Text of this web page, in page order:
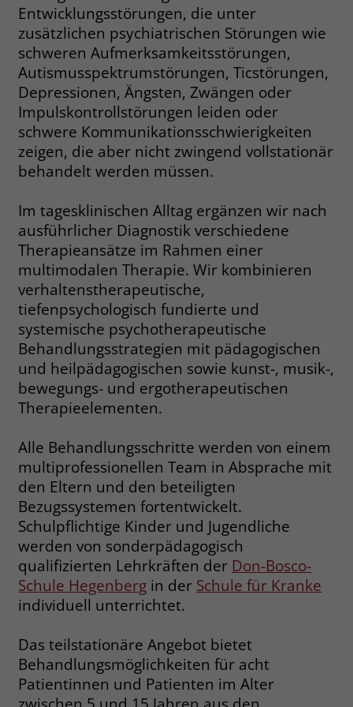
Entwicklungsstörungen, die unter
zusätzlichen psychiatrischen Störungen wie
schweren Aufmerksamkeitsstörungen,
Autismusspektrumstörungen, Ticstörungen,
Depressionen, Ängsten, Zwängen oder
Impulskontrollstörungen leiden oder
schwere Kommunikationsschwierigkeiten
zeigen, die aber nicht zwingend vollstationär
behandelt werden müssen.
Im tagesklinischen Alltag ergänzen wir nach
ausführlicher Diagnostik verschiedene
Therapieansätze im Rahmen einer
multimodalen Therapie. Wir kombinieren
verhaltenstherapeutische,
tiefenpsychologisch fundierte und
systemische psychotherapeutische
Behandlungsstrategien mit pädagogischen
und heilpädagogischen sowie kunst-, musik-,
bewegungs- und ergotherapeutischen
Therapieelementen.
Alle Behandlungsschritte werden von einem
multiprofessionellen Team in Absprache mit
den Eltern und den beteiligten
Bezugssystemen fortentwickelt.
Schulpflichtige Kinder und Jugendliche
werden von sonderpädagogisch
qualifizierten Lehrkräften der Don-Bosco-
Schule Hegenberg in der Schule für Kranke
individuell unterrichtet.
Das teilstationäre Angebot bietet
Behandlungsmöglichkeiten für acht
Patientinnen und Patienten im Alter
Name __cf_bm
Anbieter .fonts.net
Laufzeit 30 Minuten
Zweck
This cookie, set by Cloudflare, is used to
support Cloudflare Bot Management.
Anbieter jobs.stiftung-liebenau.de
Laufzeit Session
Zweck
Behält die Zustände des Benutzers bei
allen Seitenanfragen bei.
Name _gcl_au
Anbieter Google Ads
Laufzeit 90 Tage
Zweck Enthält eine zufallsgenerierte User-ID.
Anbieter Google Ads
Laufzeit 90 Tage
Zweck
Dieses Cookie wird gesetzt, wenn ein
User über einen Klick auf eine Google
Werbeanzeige auf die Website gelangt.
Es enthält Informationen darüber,
welche Werbeanzeige geklickt wurde,
sodass erzielte Erfolge wie z.B.
Bestellungen oder Kontaktanfragen der
Anzeige zugewiesen werden können.
Name _gcl_dc
Anbieter Google Ads
Laufzeit 90 Tage
Dieses Cookie wird gesetzt, wenn ein
User über einen Klick auf eine Google
Werbeanzeige auf die Website gelangt.
sodass erzielte Erfolge wie z.B.
Bestellungen oder Kontaktanfragen der
Anzeige zugewiesen werden können.